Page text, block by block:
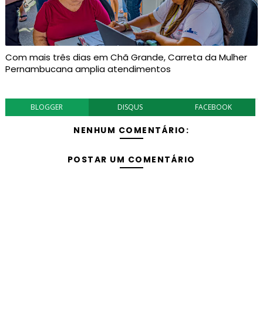
Com mais três dias em Chã Grande, Carreta da Mulher
Pernambucana amplia atendimentos
BLOGGER DISQUS FACEBOOK
NENHUM COMENTÁRIO:
POSTAR UM COMENTÁRIO